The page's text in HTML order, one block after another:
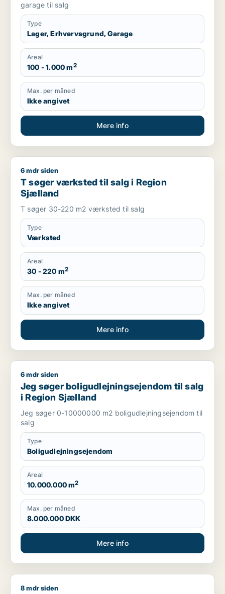
garage til salg
Type
Lager, Erhvervsgrund, Garage
Areal
100 - 1.000 m2
Max. per måned
Ikke angivet
Mere info
T søger værksted til salg i Region Sjælland
6 mdr siden
T søger værksted til salg i Region
Sjælland
T søger 30-220 m2 værksted til salg
Type
Værksted
Areal
30 - 220 m2
Max. per måned
Ikke angivet
Mere info
Jeg søger boligudlejningsejendom til salg i Region Sjælland
6 mdr siden
Jeg søger boligudlejningsejendom til salg
i Region Sjælland
Jeg søger 0-10000000 m2 boligudlejningsejendom til
salg
Type
Boligudlejningsejendom
Areal
10.000.000 m2
Max. per måned
8.000.000 DKK
Mere info
Jeg søger lager eller garage til salg i Region Sjælland
8 mdr siden